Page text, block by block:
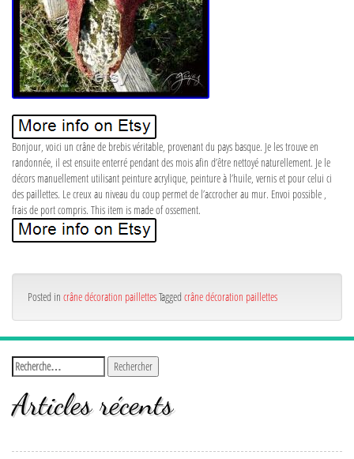
Bonjour, voici un crâne de brebis véritable, provenant du pays basque. Je les trouve en
randonnée, il est ensuite enterré pendant des mois afin d’être nettoyé naturellement. Je le
décors manuellement utilisant peinture acrylique, peinture à l’huile, vernis et pour celui ci
des paillettes. Le creux au niveau du coup permet de l’accrocher au mur. Envoi possible ,
frais de port compris. This item is made of ossement.
Posted in crâne décoration paillettesTagged crâne décoration paillettes
Articles récents